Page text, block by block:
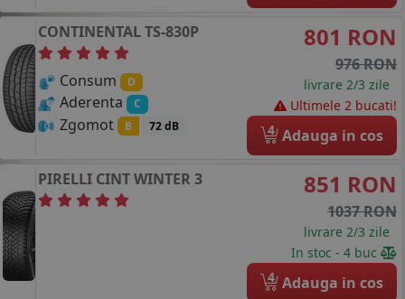
CONTINENTAL TS-830P
Consum D
Aderenta C
Zgomot B 72 dB
801 RON
976 RON
livrare 2/3 zile
Ultimele 2 bucati!
4 Adauga in cos
PIRELLI CINT WINTER 3 851 RON
1037 RON
livrare 2/3 zile
In stoc - 4 buc
4 Adauga in cos